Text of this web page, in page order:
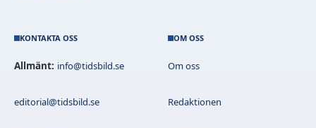
KONTAKTA OSS
Allmänt: info@tidsbild.se
editorial@tidsbild.se
OM OSS
Om oss
Redaktionen